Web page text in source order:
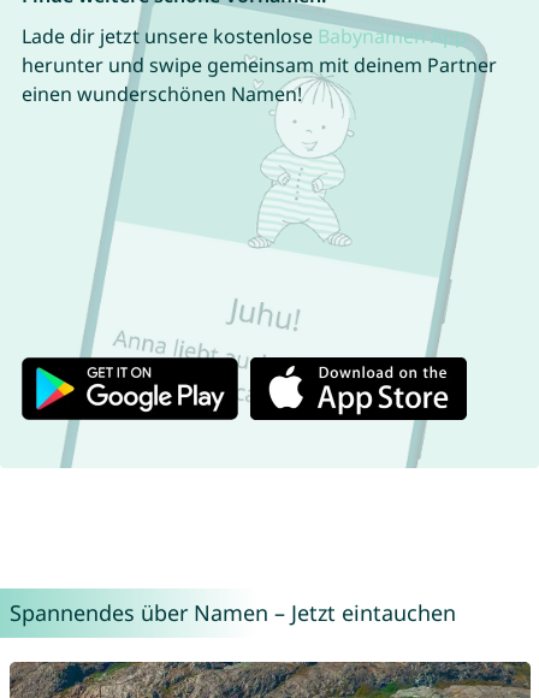
Lade dir jetzt unsere kostenlose Babynamen App
herunter und swipe gemeinsam mit deinem Partner
einen wunderschönen Namen!
Spannendes über Namen – Jetzt eintauchen